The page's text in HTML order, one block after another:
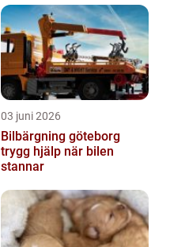
03 juni 2026
Bilbärgning göteborg
trygg hjälp när bilen
stannar